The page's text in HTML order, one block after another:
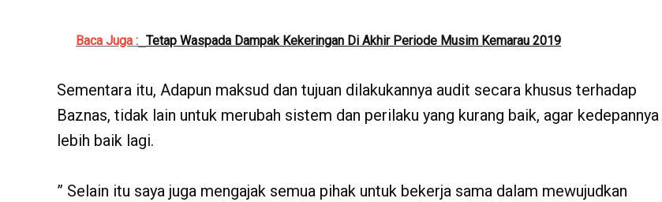
Baca Juga : Tetap Waspada Dampak Kekeringan Di Akhir Periode Musim Kemarau 2019
Sementara itu, Adapun maksud dan tujuan dilakukannya audit secara khusus terhadap
Baznas, tidak lain untuk merubah sistem dan perilaku yang kurang baik, agar kedepannya
lebih baik lagi.
” Selain itu saya juga mengajak semua pihak untuk bekerja sama dalam mewujudkan